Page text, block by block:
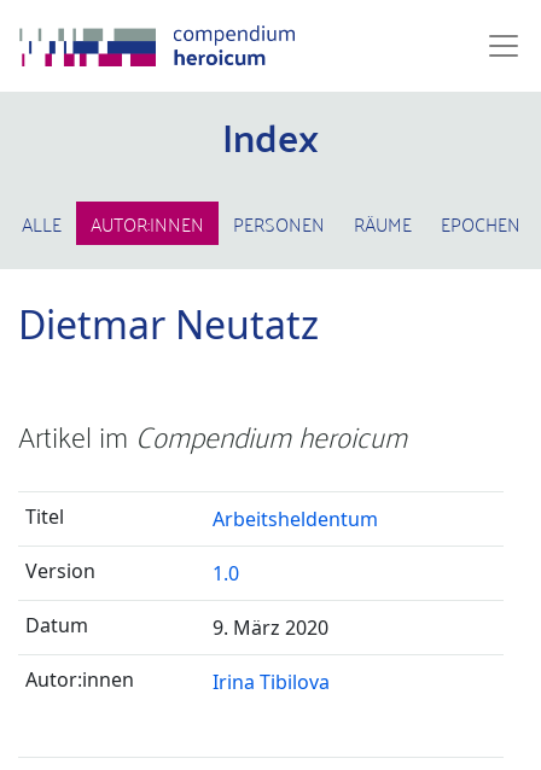
Index
ALLE AUTOR:INNEN PERSONEN RÄUME EPOCHEN
Dietmar Neutatz
Artikel im Compendium heroicum
Arbeitsheldentum
1.0
9. März 2020
Irina Tibilova